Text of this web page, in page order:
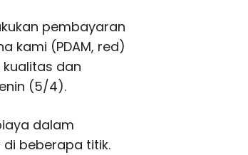
pembayaran
kami (PDAM, red)
dan
(5/4).
dalam
beberapa titik.